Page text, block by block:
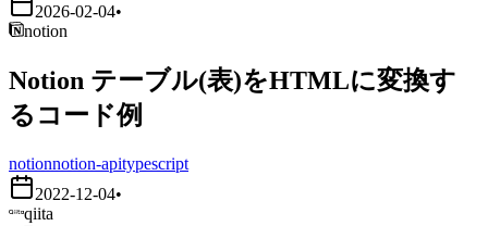
2026-02-04•
notion
Notion テーブル(表)をHTMLに変換す
るコード例
notionnotion-apitypescript
2022-12-04•
qiita